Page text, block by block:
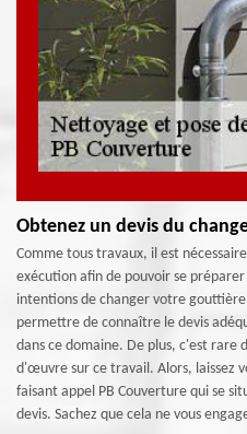
Obtenez un devis du
Comme tous travaux, il est
exécution afin de pouvoir se
intentions de changer votre
permettre de connaître le devis
dans ce domaine. De plus, c'est
d'œuvre sur ce travail. Alors, laissez
faisant appel PB Couverture qui se
devis. Sachez que cela ne vous